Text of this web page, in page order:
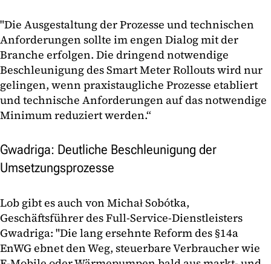
"Die Ausgestaltung der Prozesse und technischen
Anforderungen sollte im engen Dialog mit der
Branche erfolgen. Die dringend notwendige
Beschleunigung des Smart Meter Rollouts wird nur
gelingen, wenn praxistaugliche Prozesse etabliert
und technische Anforderungen auf das notwendige
Minimum reduziert werden.“
Gwadriga: Deutliche Beschleunigung der
Umsetzungsprozesse
Lob gibt es auch von Michał Sobótka,
Geschäftsführer des Full-Service-Dienstleisters
Gwadriga: "Die lang ersehnte Reform des §14a
EnWG ebnet den Weg, steuerbare Verbraucher wie